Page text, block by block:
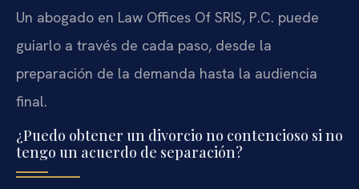
Un abogado en Law Offices Of SRIS, P.C. puede
guiarlo a través de cada paso, desde la
preparación de la demanda hasta la audiencia
final.
¿Puedo obtener un divorcio no contencioso si no
tengo un acuerdo de separación?